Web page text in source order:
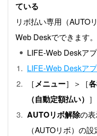
ている
リボ払い専用（AUTO
Web Deskでできます。
LIFE-Web Deskア
LIFE-Web Deskア
［メニュー］＞［
（自動定額払い）
AUTOリボ解除の
（AUTOリボ）の